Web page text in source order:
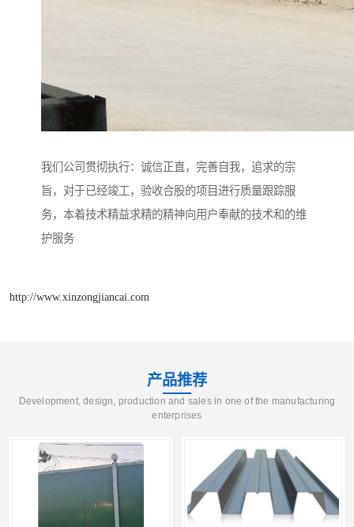
我们公司贯彻执行：诚信正直，完善自我，追求的宗
旨，对于已经竣工，验收合股的项目进行质量跟踪服
务，本着技术精益求精的精神向用户奉献的技术和的维
护服务
http://www.xinzongjiancai.com
产品推荐
Development, design, production and sales in one of the manufacturing
enterprises